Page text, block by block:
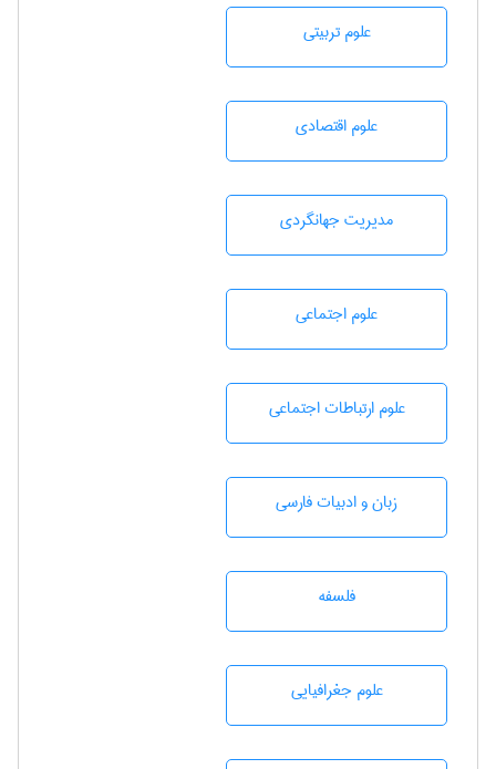
علوم تربيتی
علوم اقتصادی
مديريت جهانگردی
علوم اجتماعی
علوم ارتباطات اجتماعی
زبان و ادبيات فارسی
فلسفه
علوم جغرافيايی